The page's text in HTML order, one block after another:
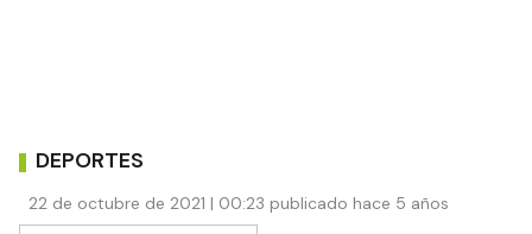
DEPORTES
22 de octubre de 2021 | 00:23 publicado hace 5 años